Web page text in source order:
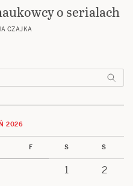
o serialach
CZAJKA
2026
F S S
1
2